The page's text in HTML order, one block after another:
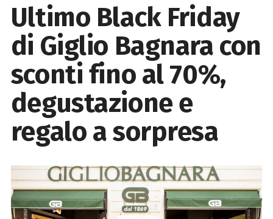
Ultimo Black Friday
di Giglio Bagnara con
sconti fino al 70%,
degustazione e
regalo a sorpresa